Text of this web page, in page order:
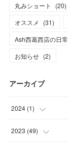
丸みショート
(20)
オススメ
(31)
Ash西葛西店の日常
お知らせ (2)
アーカイブ
2024 (1)
(1
2023 (49)